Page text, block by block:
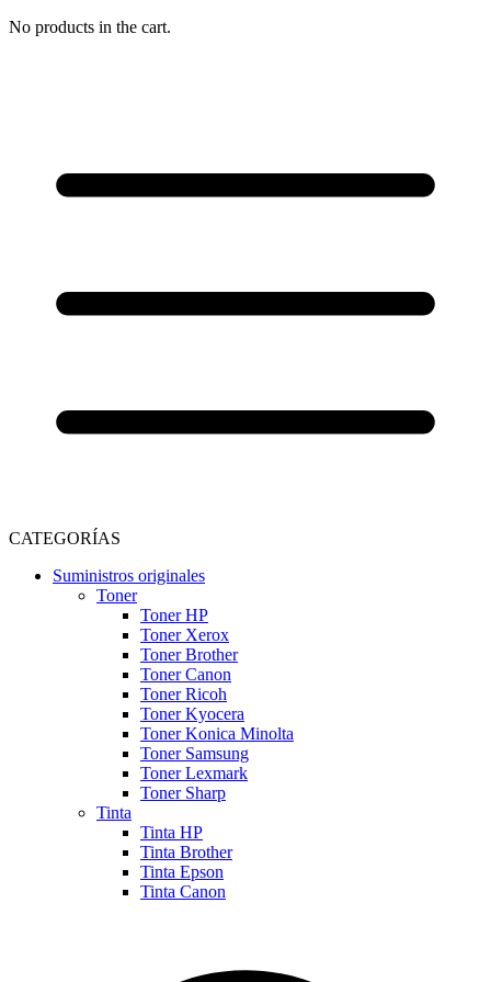
No products in the cart.
CATEGORÍAS
Suministros originales
Toner
Toner HP
Toner Xerox
Toner Brother
Toner Canon
Toner Ricoh
Toner Kyocera
Toner Konica Minolta
Toner Samsung
Toner Lexmark
Toner Sharp
Tinta
Tinta HP
Tinta Brother
Tinta Epson
Tinta Canon